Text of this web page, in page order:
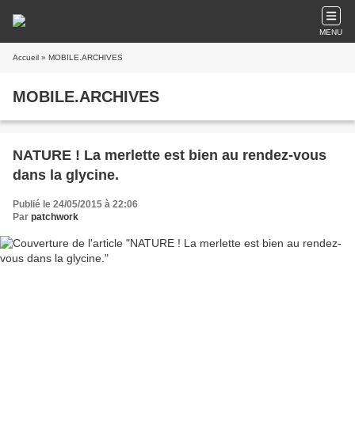
MENU
Accueil » MOBILE.ARCHIVES
MOBILE.ARCHIVES
NATURE ! La merlette est bien au rendez-vous
dans la glycine.
Publié le 24/05/2015 à 22:06
Par patchwork